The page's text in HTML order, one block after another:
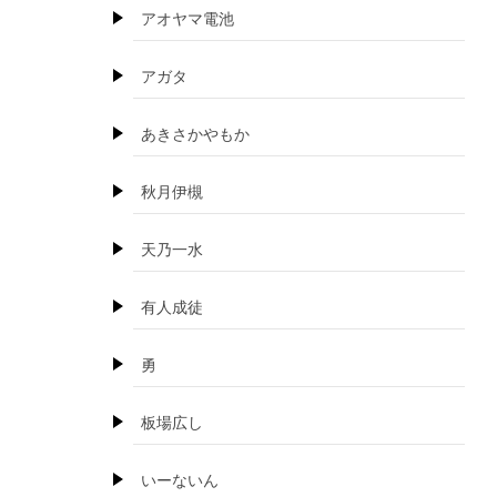
アオヤマ電池
アガタ
あきさかやもか
秋月伊槻
天乃一水
有人成徒
勇
板場広し
いーないん